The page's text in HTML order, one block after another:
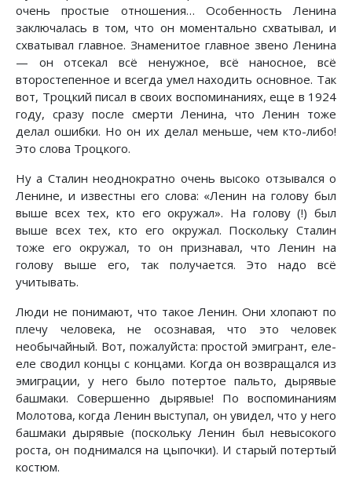
очень простые отношения… Особенность Ленина
заключалась в том, что он моментально схватывал, и
схватывал главное. Знаменитое главное звено Ленина
— он отсекал всё ненужное, всё наносное, всё
второстепенное и всегда умел находить основное. Так
вот, Троцкий писал в своих воспоминаниях, еще в 1924
году, сразу после смерти Ленина, что Ленин тоже
делал ошибки. Но он их делал меньше, чем кто-либо!
Это слова Троцкого.
Ну а Сталин неоднократно очень высоко отзывался о
Ленине, и известны его слова: «Ленин на голову был
выше всех тех, кто его окружал». На голову (!) был
выше всех тех, кто его окружал. Поскольку Сталин
тоже его окружал, то он признавал, что Ленин на
голову выше его, так получается. Это надо всё
учитывать.
Люди не понимают, что такое Ленин. Они хлопают по
плечу человека, не осознавая, что это человек
необычайный. Вот, пожалуйста: простой эмигрант, еле-
еле сводил концы с концами. Когда он возвращался из
эмиграции, у него было потертое пальто, дырявые
башмаки. Совершенно дырявые! По воспоминаниям
Молотова, когда Ленин выступал, он увидел, что у него
башмаки дырявые (поскольку Ленин был невысокого
роста, он поднимался на цыпочки). И старый потертый
костюм.